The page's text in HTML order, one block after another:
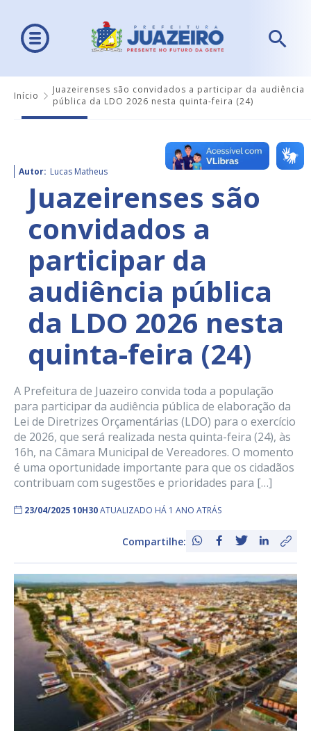
Início
Juazeirenses são convidados a participar da audiência
pública da LDO 2026 nesta quinta-feira (24)
Autor: Lucas Matheus
Juazeirenses são
convidados a
participar da
audiência pública
da LDO 2026 nesta
quinta-feira (24)
A Prefeitura de Juazeiro convida toda a população
para participar da audiência pública de elaboração da
Lei de Diretrizes Orçamentárias (LDO) para o exercício
de 2026, que será realizada nesta quinta-feira (24), às
16h, na Câmara Municipal de Vereadores. O momento
é uma oportunidade importante para que os cidadãos
contribuam com sugestões e prioridades para […]
23/04/2025 10H30ATUALIZADO HÁ 1 ANO ATRÁS
Compartilhe: